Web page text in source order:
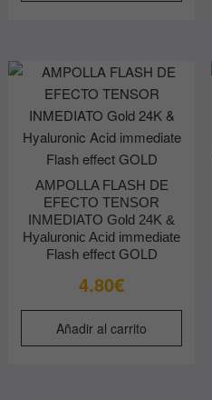
AMPOLLA FLASH DE
EFECTO TENSOR
INMEDIATO Gold 24K &
Hyaluronic Acid immediate
Flash effect GOLD
4.80€
Añadir al carrito